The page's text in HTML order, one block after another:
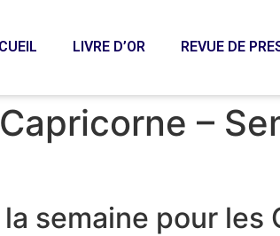
LIVRE D’OR REVUE DE
–
semaine pour les